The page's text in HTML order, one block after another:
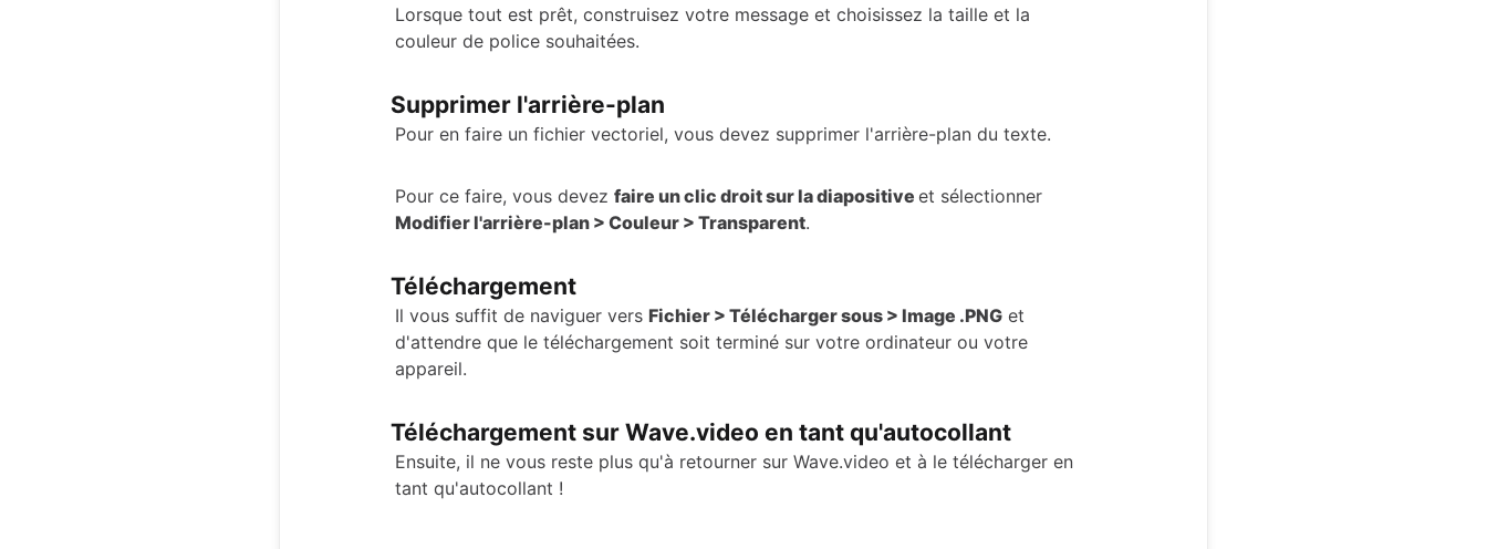
Lorsque tout est prêt, construisez votre message et choisissez la taille et la
couleur de police souhaitées.
Supprimer l'arrière-plan
Pour en faire un fichier vectoriel, vous devez supprimer l'arrière-plan du texte.
Pour ce faire, vous devez faire un clic droit sur la diapositive et sélectionner
Modifier l'arrière-plan > Couleur > Transparent.
Téléchargement
Il vous suffit de naviguer vers Fichier > Télécharger sous > Image .PNG et
d'attendre que le téléchargement soit terminé sur votre ordinateur ou votre
appareil.
Téléchargement sur Wave.video en tant qu'autocollant
Ensuite, il ne vous reste plus qu'à retourner sur Wave.video et à le télécharger en
tant qu'autocollant !